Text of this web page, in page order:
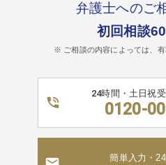
弁護士へのご
初回相談
※ ご相談の内容によっては、
24時間・土日祝
0120-
簡単入力・